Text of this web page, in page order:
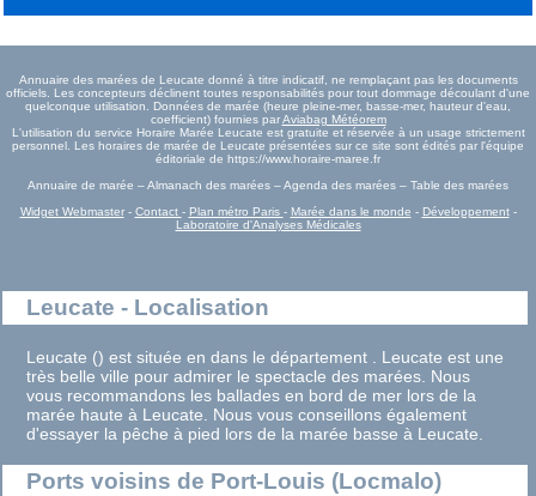
Annuaire des marées de Leucate donné à titre indicatif, ne remplaçant pas les documents
officiels. Les concepteurs déclinent toutes responsabilités pour tout dommage découlant d'une
quelconque utilisation. Données de marée (heure pleine-mer, basse-mer, hauteur d'eau,
coefficient) fournies parAviabag Météorem
L'utilisation du service Horaire Marée Leucate est gratuite et réservée à un usage strictement
personnel. Les horaires de marée de Leucate présentées sur ce site sont édités par l'équipe
éditoriale de https://www.horaire-maree.fr
Annuaire de marée – Almanach des marées – Agenda des marées – Table des marées
Widget Webmaster- Contact - Plan métro Paris - Marée dans le monde - Développement-
Laboratoire d'Analyses Médicales
Leucate - Localisation
Leucate () est située en dans le département . Leucate est une
très belle ville pour admirer le spectacle des marées. Nous
vous recommandons les ballades en bord de mer lors de la
marée haute à Leucate. Nous vous conseillons également
d'essayer la pêche à pied lors de la marée basse à Leucate.
Ports voisins de Port-Louis (Locmalo)